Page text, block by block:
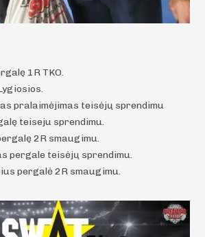
1R TKO.
pralaimėjimas teisėjų sprendimu
teiseju sprendimu.
2R smaugimu.
pergale teisėjų sprendimu.
pergalė 2R smaugimu.